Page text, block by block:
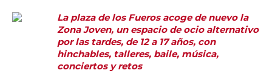
La plaza de los Fueros acoge de nuevo la
Zona Joven, un espacio de ocio alternativo
por las tardes, de 12 a 17 años, con
hinchables, talleres, baile, música,
conciertos y retos